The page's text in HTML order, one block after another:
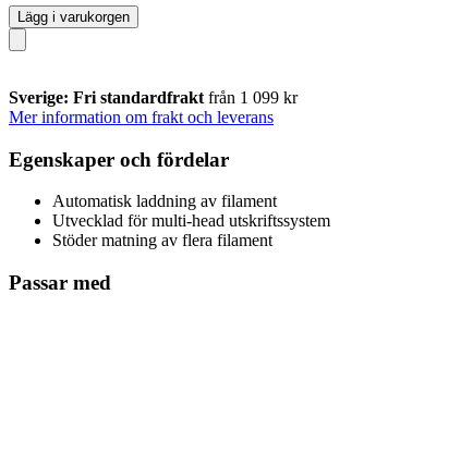
Lägg i varukorgen
Sverige: Fri standardfrakt från 1 099 kr
Mer information om frakt och leverans
Egenskaper och fördelar
Automatisk laddning av filament
Utvecklad för multi-head utskriftssystem
Stöder matning av flera filament
Passar med